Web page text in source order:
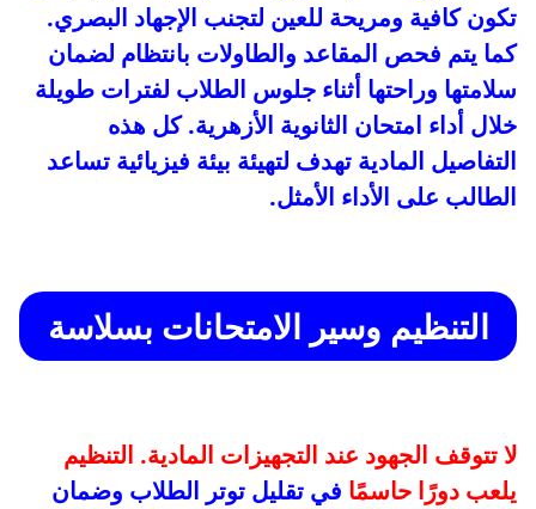
تكون كافية ومريحة للعين لتجنب الإجهاد البصري.
كما يتم فحص المقاعد والطاولات بانتظام لضمان
سلامتها وراحتها أثناء جلوس الطلاب لفترات طويلة
خلال أداء امتحان الثانوية الأزهرية. كل هذه
التفاصيل المادية تهدف لتهيئة بيئة فيزيائية تساعد
الطالب على الأداء الأمثل.
التنظيم وسير الامتحانات بسلاسة
لا تتوقف الجهود عند التجهيزات المادية. التنظيم
يلعب دورًا حاسمًا في تقليل توتر الطلاب وضمان